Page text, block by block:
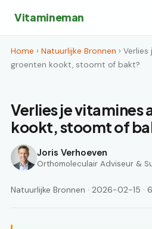
Vitamineman
Home › Natuurlijke Bronnen ›
groenten kookt, stoomt of bakt?
Verlies je vitamines
kookt, stoomt of
Joris Verhoeven
Orthomoleculair Adviseur &
Natuurlijke Bronnen · 2026-02-15 ·